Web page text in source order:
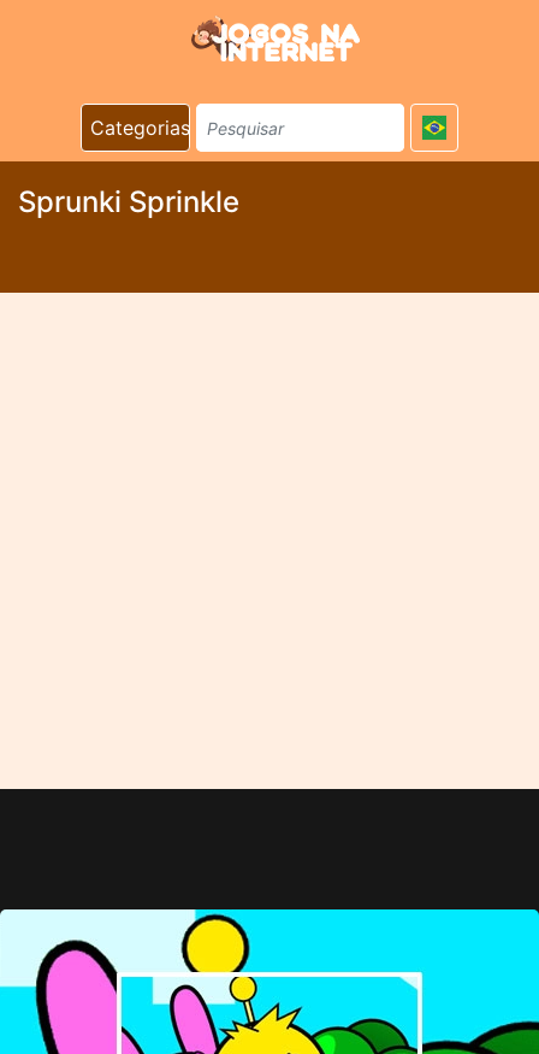
Categorias
Sprunki Sprinkle